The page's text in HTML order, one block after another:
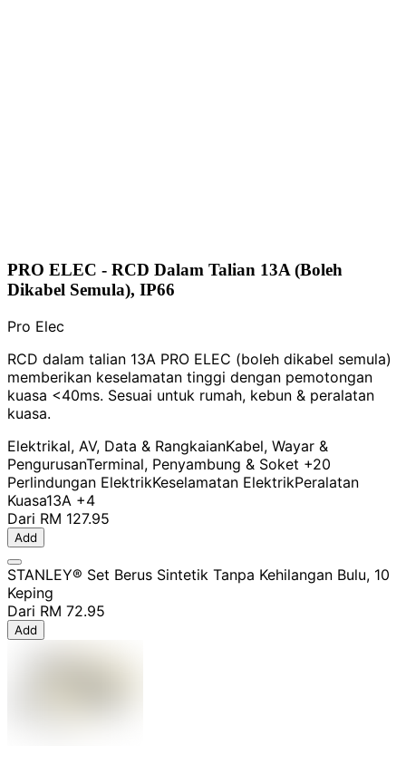
PRO ELEC - RCD Dalam Talian 13A (Boleh
Dikabel Semula), IP66
Pro Elec
RCD dalam talian 13A PRO ELEC (boleh dikabel semula)
memberikan keselamatan tinggi dengan pemotongan
kuasa <40ms. Sesuai untuk rumah, kebun & peralatan
kuasa.
Elektrikal, AV, Data & RangkaianKabel, Wayar &
PengurusanTerminal, Penyambung & Soket +20
Perlindungan ElektrikKeselamatan ElektrikPeralatan
Kuasa13A +4
Dari RM 127.95
Add
STANLEY® Set Berus Sintetik Tanpa Kehilangan Bulu, 10
Keping
Dari RM 72.95
Add